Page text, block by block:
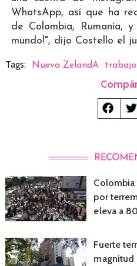
WhatsApp, así que ha
de Colombia, Rumanía,
mundo!", dijo Costello el
Tags: Nueva ZelandA trabajo
Colombia
por
eleva a 80
Fuerte
magnitud